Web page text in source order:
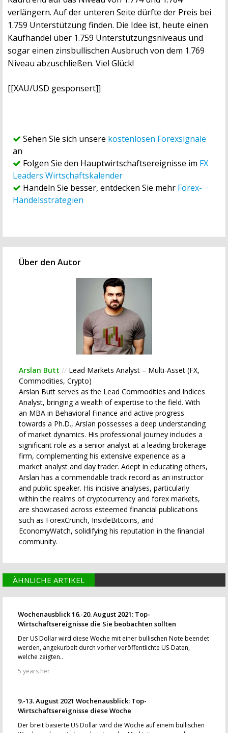
verlängern. Auf der unteren Seite dürfte der Preis bei
1.759 Unterstützung finden. Die Idee ist, heute einen
Kaufhandel über 1.759 Unterstützungsniveaus und
sogar einen zinsbullischen Ausbruch von dem 1.769
Niveau abzuschließen. Viel Glück!
[[XAU/USD gesponsert]]
Sehen Sie sich unsere kostenlosen Forexsignale
an
Folgen Sie den Hauptwirtschaftsereignisse im FX
Leaders Wirtschaftskalender
Handeln Sie besser, entdecken Sie mehr Forex-
Handelsstrategien
Über den Autor
Arslan Butt // Lead Markets Analyst – Multi-Asset (FX,
Commodities, Crypto)
Arslan Butt serves as the Lead Commodities and Indices
Analyst, bringing a wealth of expertise to the field. With
an MBA in Behavioral Finance and active progress
towards a Ph.D., Arslan possesses a deep understanding
of market dynamics. His professional journey includes a
significant role as a senior analyst at a leading brokerage
firm, complementing his extensive experience as a
market analyst and day trader. Adept in educating others,
Arslan has a commendable track record as an instructor
and public speaker. His incisive analyses, particularly
within the realms of cryptocurrency and forex markets,
are showcased across esteemed financial publications
such as ForexCrunch, InsideBitcoins, and
EconomyWatch, solidifying his reputation in the financial
community.
ÄHNLICHE ARTIKEL
Wochenausblick 16.-20. August 2021: Top-
Wirtschaftsereignisse die Sie beobachten sollten
Der US Dollar wird diese Woche mit einer bullischen Note beendet
werden, angekurbelt durch vorher veröffentlichte US-Daten,
welche zeigten..
5 years her
9.-13. August 2021 Wochenausblick: Top-
Wirtschaftsereignisse diese Woche
Der breit basierte US Dollar wird die Woche auf einem bullischen